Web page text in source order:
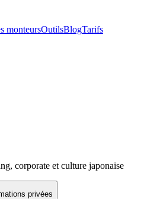
monteursOutilsBlogTarifs
corporate et culture japonaise
privées